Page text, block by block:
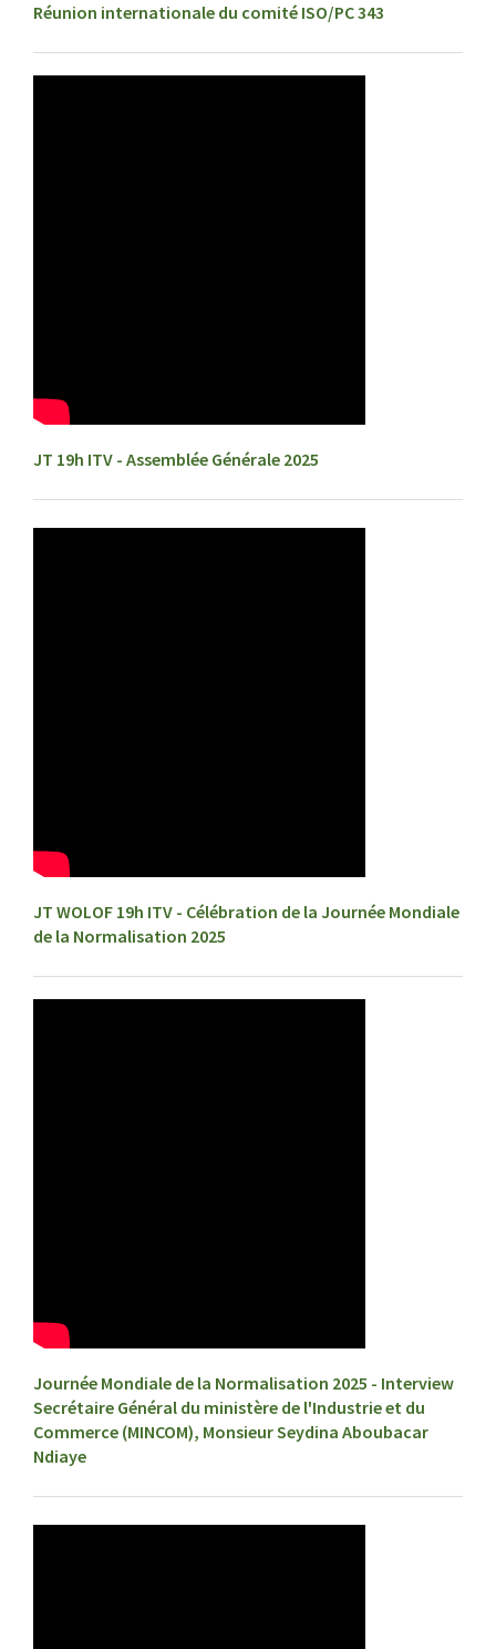
Réunion internationale du comité ISO/PC 343
JT 19h ITV - Assemblée Générale 2025
JT WOLOF 19h ITV - Célébration de la Journée Mondiale
de la Normalisation 2025
Journée Mondiale de la Normalisation 2025 - Interview
Secrétaire Général du ministère de l'Industrie et du
Commerce (MINCOM), Monsieur Seydina Aboubacar
Ndiaye